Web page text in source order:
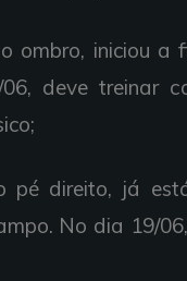
ombro, iniciou a
deve treinar
pé direito, já
No dia 19/